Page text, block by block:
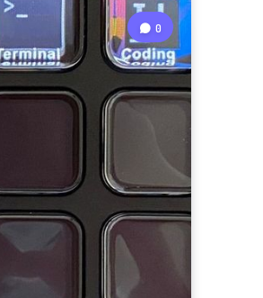
0